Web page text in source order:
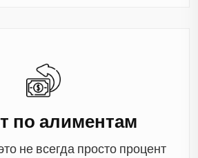
по алиментам
не всегда просто процент